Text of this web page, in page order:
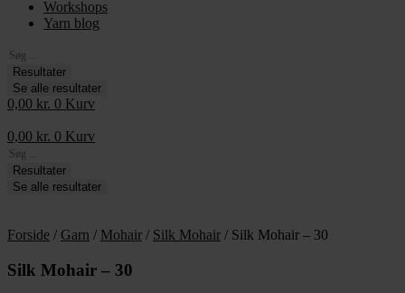
Workshops
Yarn blog
Search
...Resultater
Se alle resultater
0,00 kr. 0 Kurv
0,00 kr. 0 Kurv
Search
...Resultater
Se alle resultater
Forside / Garn / Mohair / Silk Mohair / Silk Mohair – 30
Silk Mohair – 30